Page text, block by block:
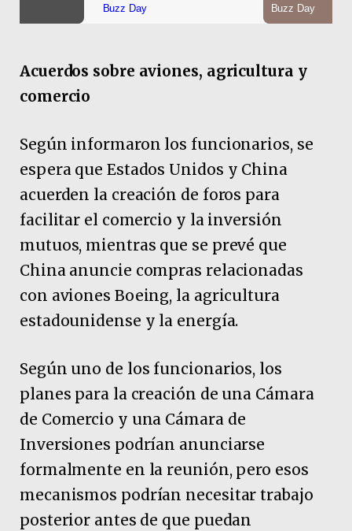
Acuerdos sobre aviones, agricultura y
comercio
Según informaron los funcionarios, se
espera que Estados Unidos y China
acuerden la creación de foros para
facilitar el comercio y la inversión
mutuos, mientras que se prevé que
China anuncie compras relacionadas
con aviones Boeing, la agricultura
estadounidense y la energía.
Según uno de los funcionarios, los
planes para la creación de una Cámara
de Comercio y una Cámara de
Inversiones podrían anunciarse
formalmente en la reunión, pero esos
mecanismos podrían necesitar trabajo
posterior antes de que puedan